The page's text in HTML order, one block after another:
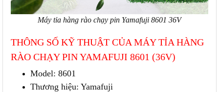
Máy tỉa hàng rào chạy pin Yamafuji 8601 36V
THÔNG SỐ KỸ THUẬT CỦA MÁY TỈA HÀNG
RÀO CHẠY PIN YAMAFUJI 8601 (36V)
Model: 8601
Thương hiệu: Yamafuji